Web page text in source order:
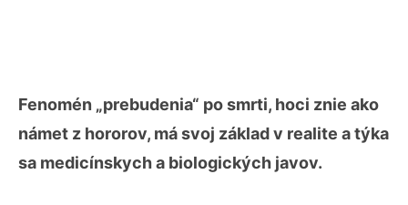
Fenomén „prebudenia“ po smrti, hoci znie ako
námet z hororov, má svoj základ v realite a týka
sa medicínskych a biologických javov.